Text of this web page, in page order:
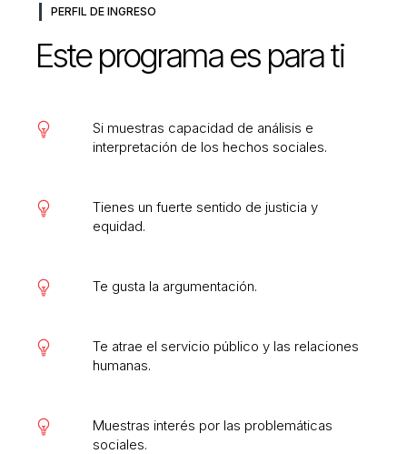
PERFIL DE INGRESO
Este programa es para ti
Si muestras capacidad de análisis e
interpretación de los hechos sociales.
Tienes un fuerte sentido de justicia y
equidad.
Te gusta la argumentación.
Te atrae el servicio público y las relaciones
humanas.
Muestras interés por las problemáticas
sociales.